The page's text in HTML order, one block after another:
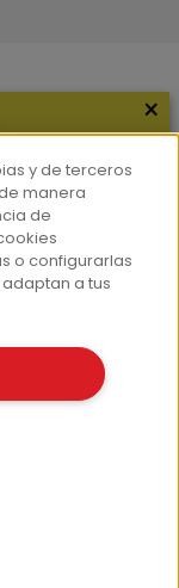
×
y de terceros
manera
de
o configurarlas
a tus